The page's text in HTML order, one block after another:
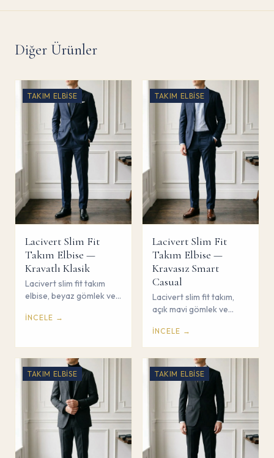
Diğer Ürünler
TAKIM ELBISE
Lacivert Slim Fit
Takım Elbise —
Kravatlı Klasik
Lacivert slim fit takım
elbise, beyaz gömlek ve
kombini. Çorum Savaş
İNCELE →
TAKIM ELBISE
Lacivert Slim Fit
Takım Elbise —
Kravasız Smart
Casual
Lacivert slim fit takım,
açık mavi gömlek ve
kombin. Çorum Savaş
Giyim.
İNCELE →
TAKIM ELBISE TAKIM ELBISE